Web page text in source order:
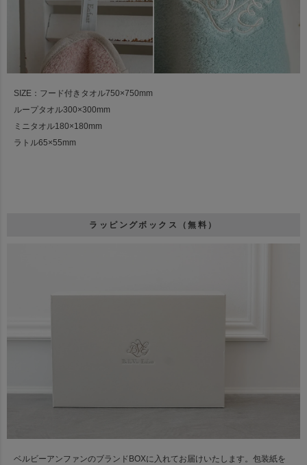
SIZE：フード付きタオル750×750mm
ループタオル300×300mm
ミニタオル180×180mm
ラトル65×55mm
ラッピングボックス（無料）
ベルビーアンファンのブランドBOXに入れてお届けいたします。 包装紙を